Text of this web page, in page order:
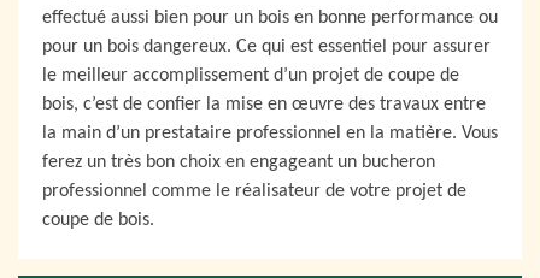
effectué aussi bien pour un bois en bonne performance ou
pour un bois dangereux. Ce qui est essentiel pour assurer
le meilleur accomplissement d’un projet de coupe de
bois, c’est de confier la mise en œuvre des travaux entre
la main d’un prestataire professionnel en la matière. Vous
ferez un très bon choix en engageant un bucheron
professionnel comme le réalisateur de votre projet de
coupe de bois.